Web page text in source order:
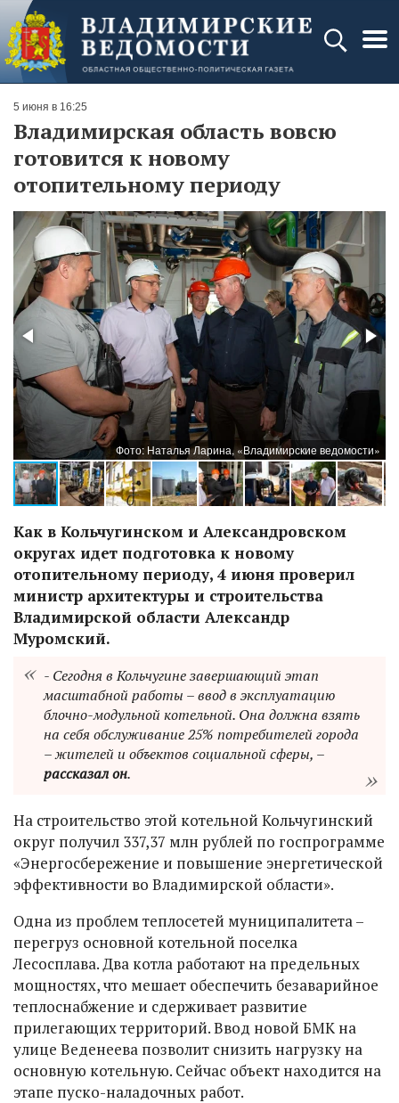
5 июня в 16:25
Владимирская область вовсю
готовится к новому
отопительному периоду
Фото: Наталья Ларина, «Владимирские ведомости»
Как в Кольчугинском и Александровском
округах идет подготовка к новому
отопительному периоду, 4 июня проверил
министр архитектуры и строительства
Владимирской области Александр
Муромский.
- Сегодня в Кольчугине завершающий этап
масштабной работы – ввод в эксплуатацию
блочно-модульной котельной. Она должна взять
на себя обслуживание 25% потребителей города
– жителей и объектов социальной сферы, –
рассказал он.
На строительство этой котельной Кольчугинский
округ получил 337,37 млн рублей по госпрограмме
«Энергосбережение и повышение энергетической
эффективности во Владимирской области».
Одна из проблем теплосетей муниципалитета –
перегруз основной котельной поселка
Лесосплава. Два котла работают на предельных
мощностях, что мешает обеспечить безаварийное
теплоснабжение и сдерживает развитие
прилегающих территорий. Ввод новой БМК на
улице Веденеева позволит снизить нагрузку на
основную котельную. Сейчас объект находится на
этапе пуско-наладочных работ.